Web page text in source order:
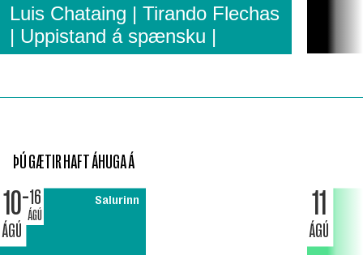
Luis Chataing | Tirando Flechas
| Uppistand á spænsku |
ÞÚ GÆTIR HAFT ÁHUGA Á
10
ÁGÚ
16
ÁGÚ
Salurinn 11
ÁGÚ